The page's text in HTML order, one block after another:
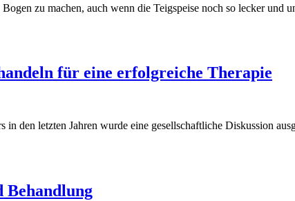
zu machen, auch wenn die Teigspeise noch so lecker und
für eine erfolgreiche Therapie
den letzten Jahren wurde eine gesellschaftliche Diskussion
Behandlung